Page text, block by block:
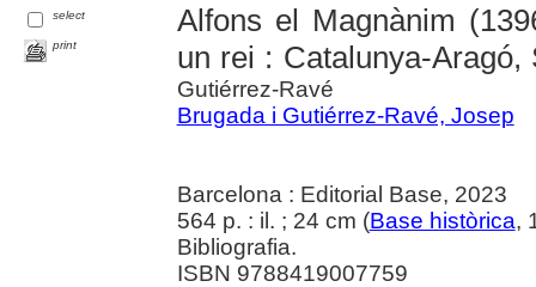
select
print
Alfons el Magnànim
un rei : Catalunya-
Gutiérrez-Ravé
Brugada i Gutiérrez-Ravé, Josep
Barcelona : Editorial Base, 2023
564 p. : il. ; 24 cm (Base històrica,
Bibliografia.
ISBN 9788419007759